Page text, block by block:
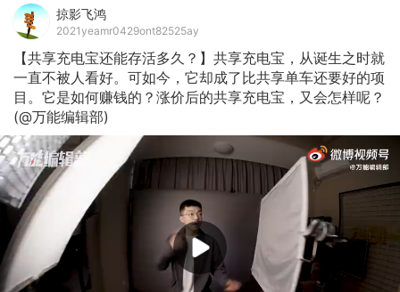
掠影飞鸿
2021yeamr0429ont82525ay
【共享充电宝还能存活多久？】共享充电宝，从诞生之时就
一直不被人看好。可如今，它却成了比共享单车还要好的项
目。它是如何赚钱的？涨价后的共享充电宝，又会怎样呢？
(@万能编辑部)